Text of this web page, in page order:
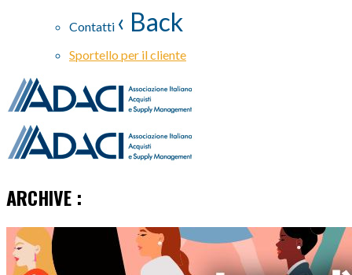
Contatti ‹ Back
Sportello per il cliente
ARCHIVE :